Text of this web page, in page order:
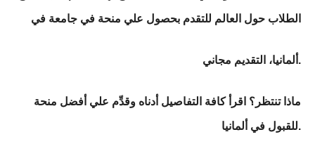
الطلاب حول العالم للتقدم بحصول علي منحة في جامعة في
ألمانيا، التقديم مجاني.
ماذا تنتظر؟ اقرأ كافة التفاصيل أدناه وقدِّم علي أفضل منحة
للقبول في ألمانيا.